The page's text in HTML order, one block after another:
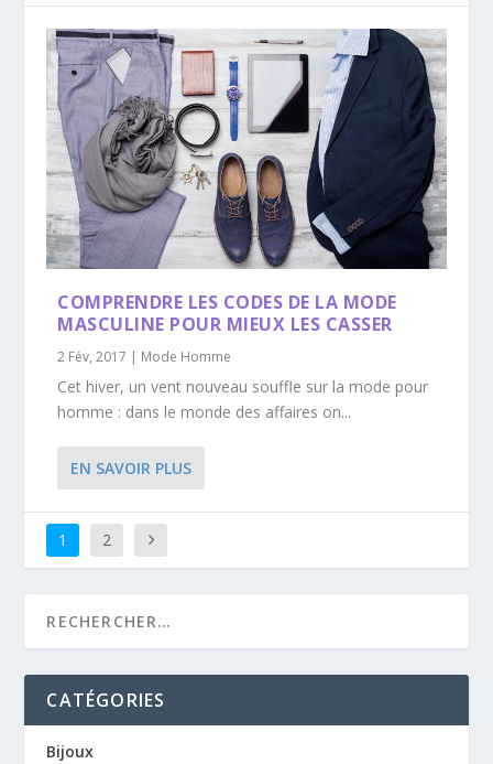
COMPRENDRE LES CODES DE LA MODE
MASCULINE POUR MIEUX LES CASSER
2 Fév, 2017 | Mode Homme
Cet hiver, un vent nouveau souffle sur la mode pour
homme : dans le monde des affaires on...
EN SAVOIR PLUS
1 2
CATÉGORIES
Bijoux